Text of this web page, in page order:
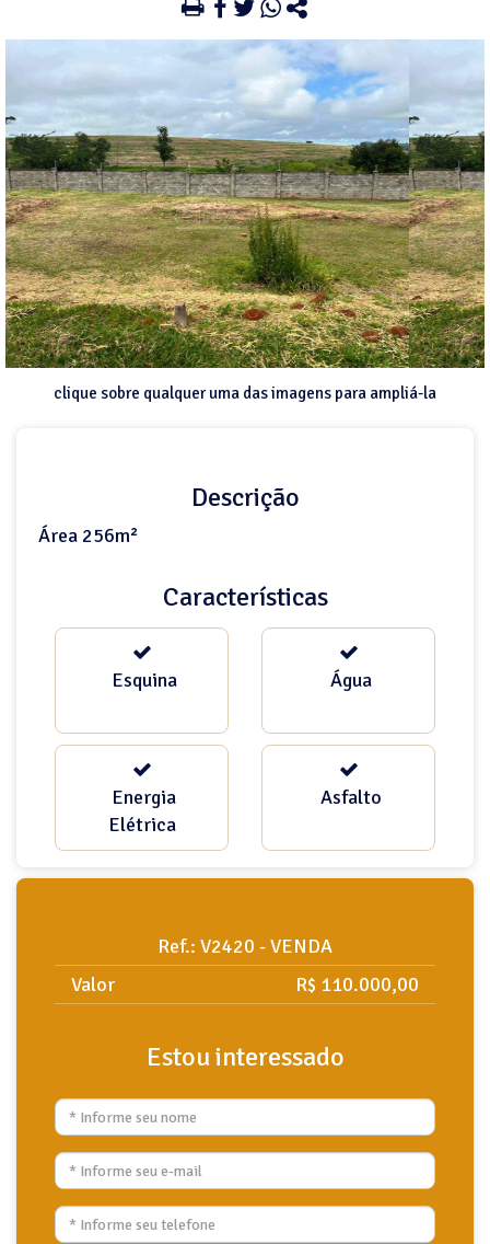
clique sobre qualquer uma das imagens para ampliá-la
Descrição
Área 256m²
Características
Esquina Água
Energia
Elétrica
Asfalto
Ref.: V2420 - VENDA
Valor
R$ 110.000,00
Estou interessado